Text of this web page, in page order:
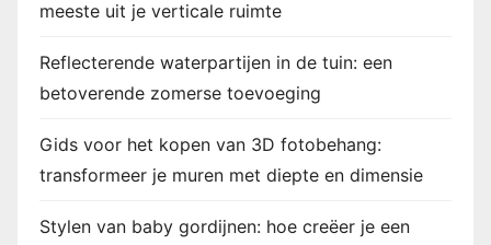
g
meeste uit je verticale ruimte
Reflecterende waterpartijen in de tuin: een
betoverende zomerse toevoeging
Gids voor het kopen van 3D fotobehang:
transformeer je muren met diepte en dimensie
Stylen van baby gordijnen: hoe creëer je een